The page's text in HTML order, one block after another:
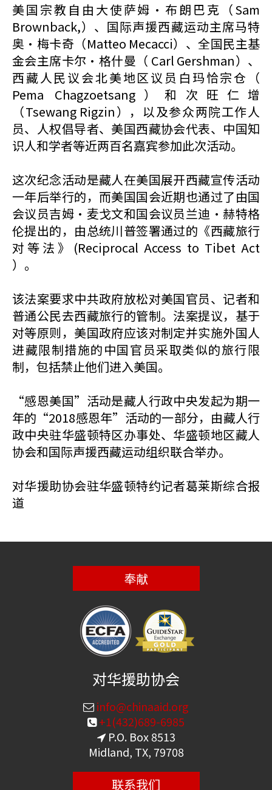
美国宗教自由大使萨姆·布朗巴克（Sam
Brownback,）、国际声援西藏运动主席马特
奥·梅卡奇（Matteo Mecacci）、全国民主基
金会主席卡尔·格什曼（ Carl Gershman）、
西藏人民议会北美地区议员白玛恰宗仓（
Pema Chagzoetsang）和次旺仁增
（Tsewang Rigzin），以及参众两院工作人
员、人权倡导者、美国西藏协会代表、中国知
识人和学者等近两百名嘉宾参加此次活动。
这次纪念活动是藏人在美国展开西藏宣传活动
一年后举行的，而美国国会近期也通过了由国
会议员吉姆·麦戈文和国会议员兰迪·赫特格
伦提出的，由总统川普签署通过的《西藏旅行
对等法》(Reciprocal Access to Tibet Act
）。
该法案要求中共政府放松对美国官员、记者和
普通公民去西藏旅行的管制。法案提议，基于
对等原则，美国政府应该对制定并实施外国人
进藏限制措施的中国官员采取类似的旅行限
制，包括禁止他们进入美国。
“感恩美国”活动是藏人行政中央发起为期一
年的“2018感恩年”活动的一部分，由藏人行
政中央驻华盛顿特区办事处、华盛顿地区藏人
协会和国际声援西藏运动组织联合举办。
对华援助协会驻华盛顿特约记者葛莱斯综合报
道
奉献
对华援助协会
info@chinaaid.org
+1(432)689-6985
P.O. Box 8513
Midland, TX, 79708
联系我们